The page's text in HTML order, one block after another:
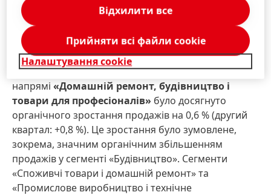
органічне зростання (другий квартал: +0,4 %).
Попри те, що в сегменті упаковки спостерігалося
незначне зниження органічних продажів, це було
компенсовано позитивним зростанням органічних
продажів у сегменті споживчих товарів. У бізнес-
напрямі «Домашній ремонт, будівництво і
товари для професіоналів» було досягнуто
органічного зростання продажів на 0,6 % (другий
квартал: +0,8 %). Це зростання було зумовлене,
зокрема, значним органічним збільшенням
продажів у сегменті «Будівництво». Сегменти
«Споживчі товари і домашній ремонт» та
«Промислове виробництво і технічне
Налаштування cookie
Відхилити все
Прийняти всі файли сookie